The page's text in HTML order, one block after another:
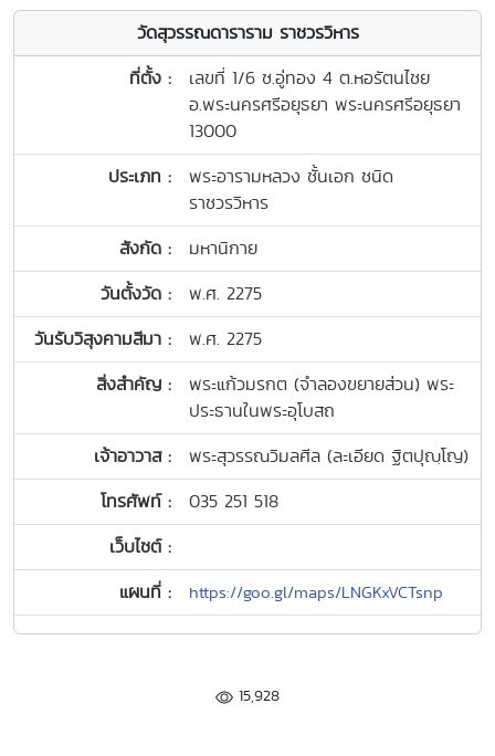
วัดสุวรรณดาราราม ราชวรวิหาร
ที่ตั้ง :
เลขที่ 1/6 ซ.อู่ทอง 4 ต.หอรัตนไชย
อ.พระนครศรีอยุธยา พระนครศรีอยุธยา
13000
ประเภท :
พระอารามหลวง ชั้นเอก ชนิด
ราชวรวิหาร
สังกัด :
มหานิกาย
วันตั้งวัด :
พ.ศ. 2275
วันรับวิสุงคามสีมา :
พ.ศ. 2275
สิ่งสำคัญ :
พระแก้วมรกต (จำลองขยายส่วน) พระ
ประธานในพระอุโบสถ
เจ้าอาวาส :
พระสุวรรณวิมลศีล (ละเอียด ฐิตปุญฺโญ)
โทรศัพท์ :
035 251 518
เว็บไซต์ :
แผนที่ :
https://goo.gl/maps/LNGKxVCTsnp
15,928